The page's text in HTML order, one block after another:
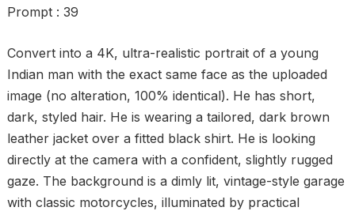
Prompt : 39
Convert into a 4K, ultra-realistic portrait of a young
Indian man with the exact same face as the uploaded
image (no alteration, 100% identical). He has short,
dark, styled hair. He is wearing a tailored, dark brown
leather jacket over a fitted black shirt. He is looking
directly at the camera with a confident, slightly rugged
gaze. The background is a dimly lit, vintage-style garage
with classic motorcycles, illuminated by practical